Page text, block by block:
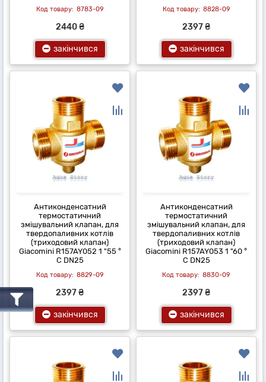
8783-09
2440 ₴
закінчився
8828-09
2397 ₴
закінчився
Антиконденсатний
термостатичний
змішувальний клапан, для
твердопаливних котлів
(триходовий клапан)
Giacomini R157AY052 1 "55 °
C DN25
8829-09
2397 ₴
закінчився
Антиконденсатний
термостатичний
змішувальний клапан, для
твердопаливних котлів
(триходовий клапан)
Giacomini R157AY053 1 "60 °
C DN25
8830-09
2397 ₴
закінчився